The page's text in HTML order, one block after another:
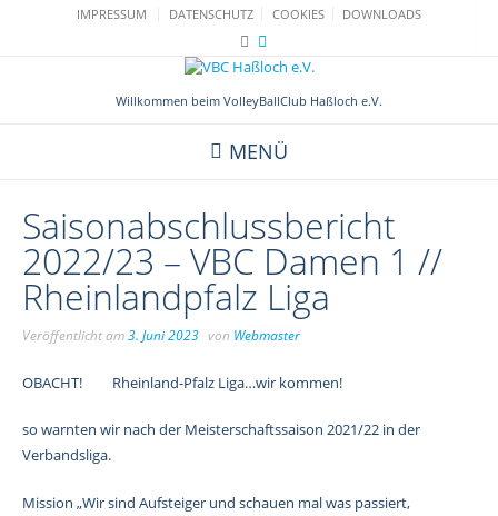
IMPRESSUM DATENSCHUTZ COOKIES DOWNLOADS
Willkommen beim VolleyBallClub Haßloch e.V.
MENÜ
Saisonabschlussbericht
2022/23 – VBC Damen 1 //
Rheinlandpfalz Liga
Veröffentlicht am3. Juni 2023 von Webmaster
OBACHT! Rheinland-Pfalz Liga…wir kommen!
so warnten wir nach der Meisterschaftssaison 2021/22 in der
Verbandsliga.
Mission „Wir sind Aufsteiger und schauen mal was passiert,